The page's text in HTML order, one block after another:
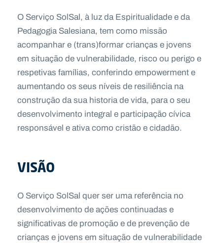
O Serviço SolSal, à luz da Espiritualidade e da
Pedagogia Salesiana, tem como missão
acompanhar e (trans)formar crianças e jovens
em situação de vulnerabilidade, risco ou perigo e
respetivas famílias, conferindo empowerment e
aumentando os seus níveis de resiliência na
construção da sua historia de vida, para o seu
desenvolvimento integral e participação cívica
responsável e ativa como cristão e cidadão.
VISÃO
O Serviço SolSal quer ser uma referência no
desenvolvimento de ações continuadas e
significativas de promoção e de prevenção de
crianças e jovens em situação de vulnerabilidade